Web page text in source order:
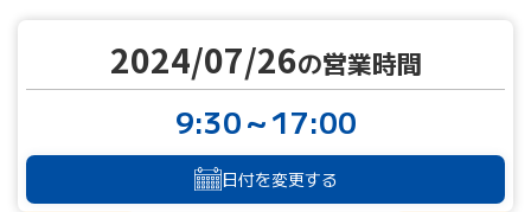
2024/07/26の営業時間
9:30～17:00
日付を変更する